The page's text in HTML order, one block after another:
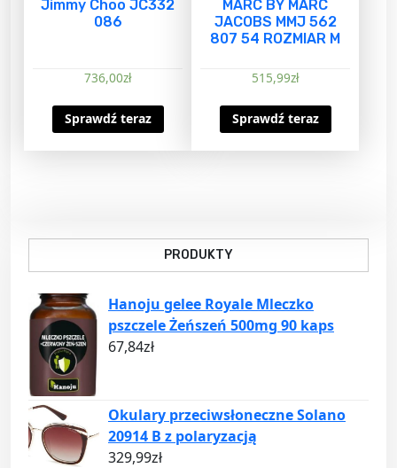
Jimmy Choo JC332
086
736,00zł
Sprawdź teraz
MARC BY MARC
JACOBS MMJ 562
807 54 ROZMIAR M
515,99zł
Sprawdź teraz
PRODUKTY
Hanoju gelee Royale Mleczko
pszczele Żeńszeń 500mg 90 kaps
67,84zł
Okulary przeciwsłoneczne Solano
20914 B z polaryzacją
329,99zł